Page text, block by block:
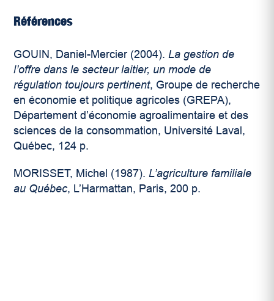
Références
GOUIN, Daniel-Mercier (2004).La gestion de
l’offre dans le secteur laitier, un mode de
régulation toujours pertinent, Groupe de recherche
en économie et politique agricoles (GREPA),
Département d’économie agroalimentaire et des
sciences de la consommation, Université Laval,
Québec, 124 p.
MORISSET, Michel (1987).L’agriculture familiale
au Québec, L’Harmattan, Paris, 200 p.